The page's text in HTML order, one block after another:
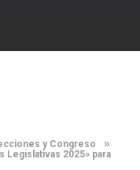
y Congreso »
Legislativas 2025» para